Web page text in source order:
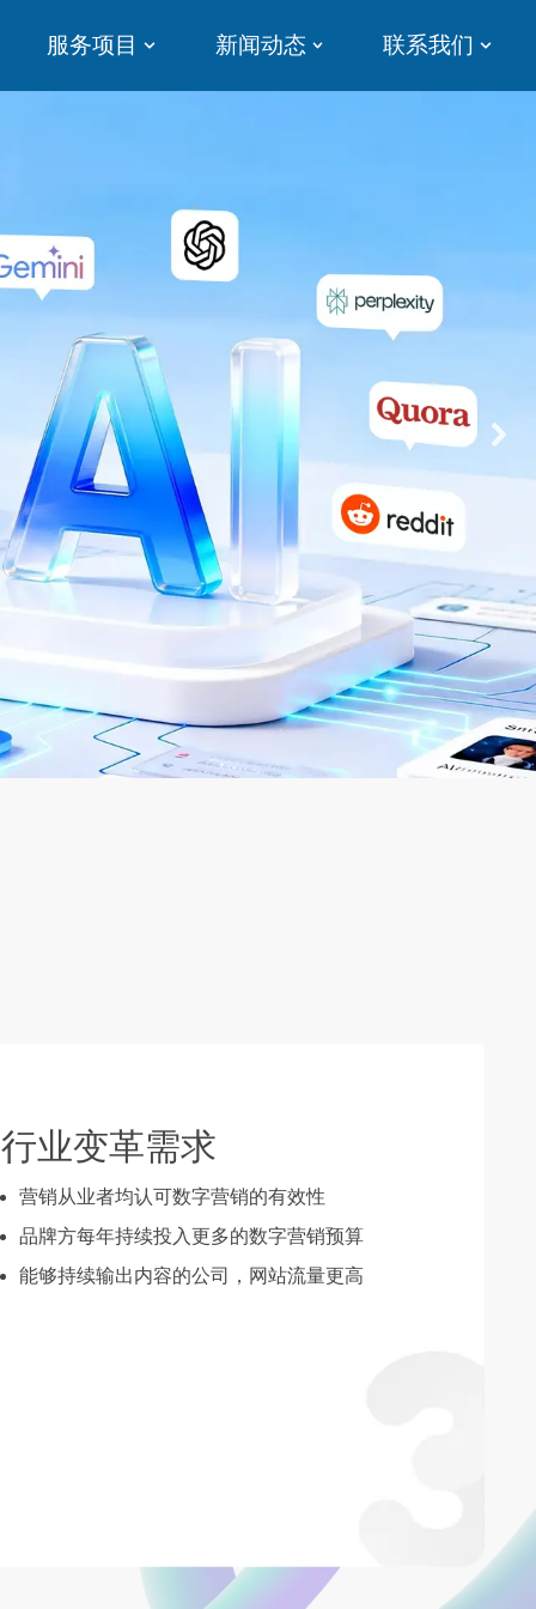
服务项目 新闻动态 联系我们
行业变革需求
营销从业者均认可数字营销的有效性
品牌方每年持续投入更多的数字营销预算
能够持续输出内容的公司，网站流量更高